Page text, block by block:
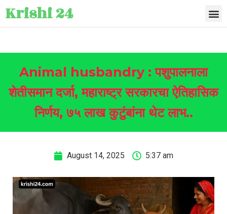
Krishi 24
Animal husbandry : पशुपालनाला
शेतीसमान दर्जा, महाराष्ट्र सरकारचा ऐतिहासिक
निर्णय, ७५ लाख कुटुंबांना थेट लाभ..
August 14, 2025 5:37 am